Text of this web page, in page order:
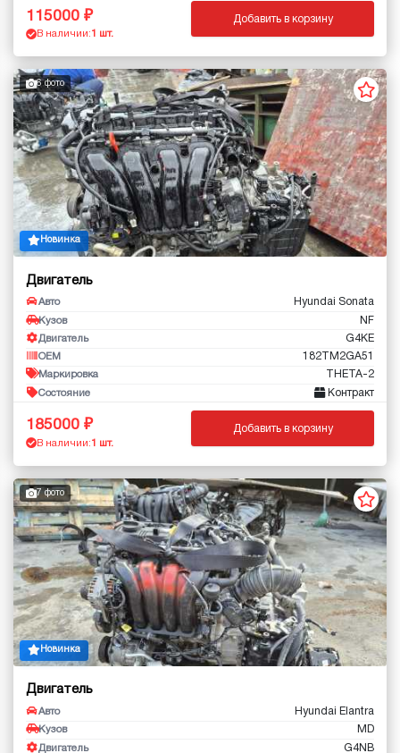
115000
В наличии: 1 шт.
Добавить в корзину
6 фото
Новинка
Двигатель
Авто Hyundai Sonata
Кузов NF
Двигатель G4KE
OEM 182TM2GA51
Маркировка THETA-2
Состояние Контракт
185000
В наличии: 1 шт.
Добавить в корзину
7 фото
Новинка
Двигатель
Авто Hyundai Elantra
Кузов MD
Двигатель G4NB